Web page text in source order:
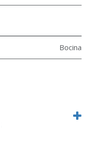
Bocina